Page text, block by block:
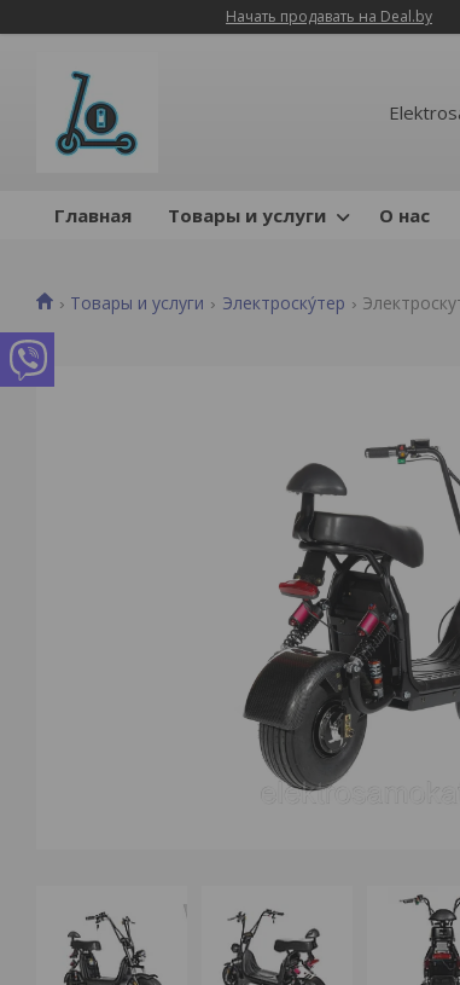
Начать продавать на Deal.by
Главная Товары и услуги О нас
Товары и услуги Электроску́тер